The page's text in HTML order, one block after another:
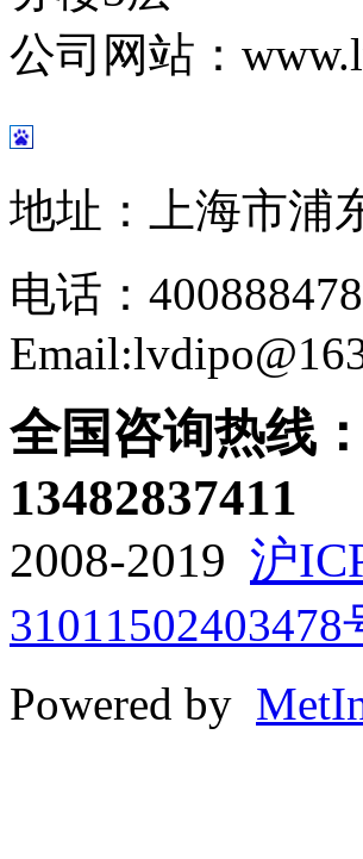
公司网站：
地址：上海市浦
电话：
全国咨询热线：
13482837411
2008-2019 沪
31011502403478
Powered by